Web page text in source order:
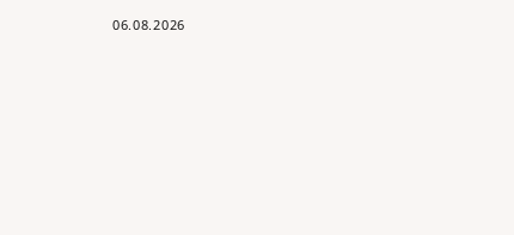
06.08.2026